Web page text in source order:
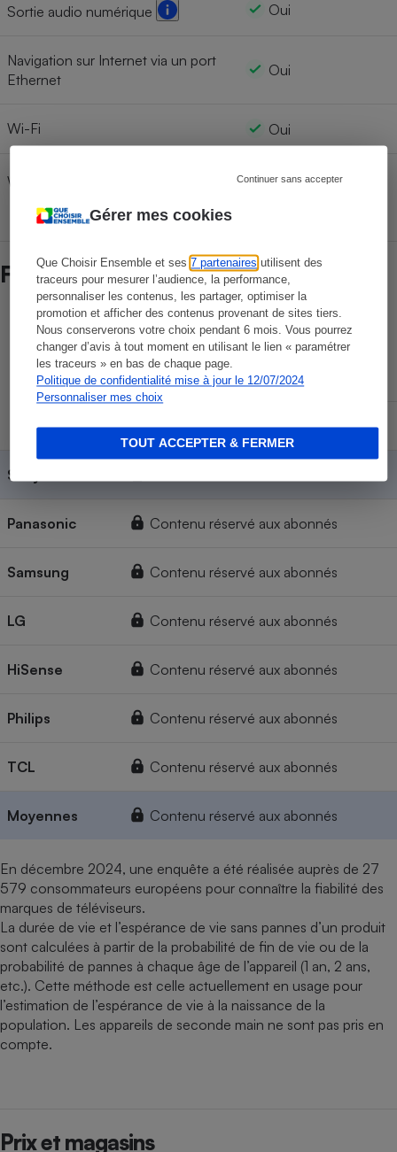
Gérer mes cookies
Que Choisir Ensemble et ses7 partenaires utilisent des
traceurs pour mesurer l’audience, la performance,
personnaliser les contenus, les partager, optimiser la
promotion et afficher des contenus provenant de sites tiers.
Nous conserverons votre choix pendant 6 mois. Vous pourrez
changer d’avis à tout moment en utilisant le lien « paramétrer
les traceurs » en bas de chaque page.
Politique de confidentialité mise à jour le 12/07/2024
Personnaliser mes choix
Continuer sans accepter
TOUT ACCEPTER & FERMER
Sortie audio numérique Oui
Navigation sur Internet via un port
Ethernet
Oui
Wi-Fi Oui
Wi-Fi Dual Band (2,4 et 5 GHz) Oui
Fiabilité des marques
Durée de vie des marques
Espérance
d'utilisation
Sans panne
Mineure Majeure
Sony
Panasonic Contenu réservé aux abonnés
Samsung Contenu réservé aux abonnés
LG Contenu réservé aux abonnés
HiSense Contenu réservé aux abonnés
Philips Contenu réservé aux abonnés
TCL Contenu réservé aux abonnés
Moyennes Contenu réservé aux abonnés
En décembre 2024, une enquête a été réalisée auprès de 27
579 consommateurs européens pour connaître la fiabilité des
marques de téléviseurs.
La durée de vie et l’espérance de vie sans pannes d’un produit
sont calculées à partir de la probabilité de fin de vie ou de la
probabilité de pannes à chaque âge de l’appareil (1 an, 2 ans,
etc.). Cette méthode est celle actuellement en usage pour
l’estimation de l’espérance de vie à la naissance de la
population. Les appareils de seconde main ne sont pas pris en
compte.
Prix et magasins